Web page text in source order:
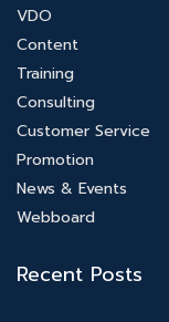
VDO
Content
Training
Consulting
Customer Service
Promotion
News & Events
Webboard
Recent Posts